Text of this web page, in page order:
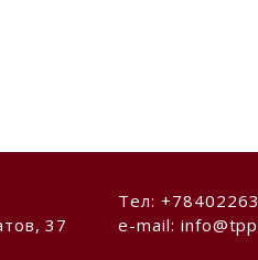
37
Тел:
e-mail: